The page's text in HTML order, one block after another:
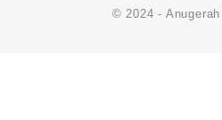
© 2024 -